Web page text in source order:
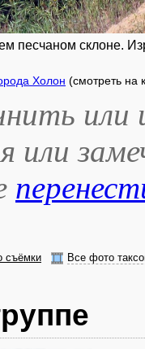
песчаном склоне.
Холон (смотреть на
или
или
съёмки
Все фото